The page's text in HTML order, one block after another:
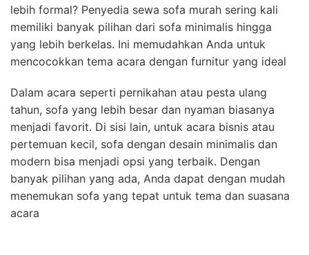
lebih formal? Penyedia sewa sofa murah sering kali
memiliki banyak pilihan dari sofa minimalis hingga
yang lebih berkelas. Ini memudahkan Anda untuk
mencocokkan tema acara dengan furnitur yang ideal
Dalam acara seperti pernikahan atau pesta ulang
tahun, sofa yang lebih besar dan nyaman biasanya
menjadi favorit. Di sisi lain, untuk acara bisnis atau
pertemuan kecil, sofa dengan desain minimalis dan
modern bisa menjadi opsi yang terbaik. Dengan
banyak pilihan yang ada, Anda dapat dengan mudah
menemukan sofa yang tepat untuk tema dan suasana
acara